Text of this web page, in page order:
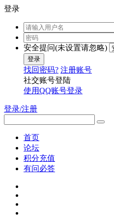
登录
安全提问(未设置请忽略)
登录
找回密码? 注册账号
社交账号登陆
使用QQ账号登录
登录/注册
首页
论坛
积分充值
有问必答